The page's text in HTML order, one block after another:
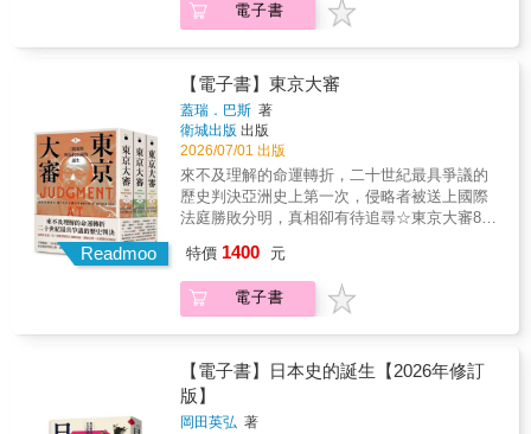
最漫長的一天》這部已兩度改編為電影的二戰
全不同的敘事手法，但卻更彰顯半藤一利原著
的精髓。漫畫版不僅融入繪者對歷史的獨到分
析與見解，對戰爭的強烈控訴，並以細緻的分
鏡把這決定性的24小時內所發生的每一重要事
件，如東京以外地區的空襲場景，以及每個關
連人物被逼入絕境的內心煎熬，以極為緊湊的
敘事與生動刻畫，重構每個歷史場景。◎備受
國際高度評價的日本漫畫大師──星野之宣星野
之宣是日本重要的漫畫家，以科幻作品最為人
以《山台伊卡》、《星之繼承者》獲星雲賞漫
畫部門獎，以及《宗像教授世界篇》獲得文化
廳媒體藝術祭漫畫部門優秀獎。他也是首位能
在大英博物館舉辦原畫展的日本漫畫家（2009
年）。2015年9月，他再與千葉徹彌、中村光這
兩位日本漫畫大師，在大英博物館再次舉辦現
代漫畫展覽。◎歷史脈絡╳戰爭場面，補充原
電子書
Readmoo
【電子書】東京大審
蓋瑞．巴斯 著
衛城出版 出版
2026/07/01 出版
來不及理解的命運轉折，二十世紀最具爭議的
歷史判決亞洲史上第一次，侵略者被送上國際
法庭勝敗分明，真相卻有待追尋☆東京大審80
弩張之際，臺灣不可不知的關鍵歷史☆耗費10
年研究書寫，考察7國史料、18座檔案館，首次
完整呈現★ 榮獲理解國際局勢最重要的獎項．
中文版1946年5月3日，以美國為首的同盟國於
東京召開遠東國際軍事法庭。亞洲史上第一
次，十一國法官齊聚一堂，審理戰敗的大日本
特價 1400 元
電子書
【電子書】日本史的誕生【2026年修訂
版】
岡田英弘 著